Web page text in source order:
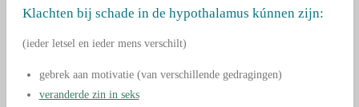
Klachten bij schade in de hypothalamus kúnnen zijn:
(ieder letsel en ieder mens verschilt)
gebrek aan motivatie (van verschillende gedragingen)
veranderde zin in seks